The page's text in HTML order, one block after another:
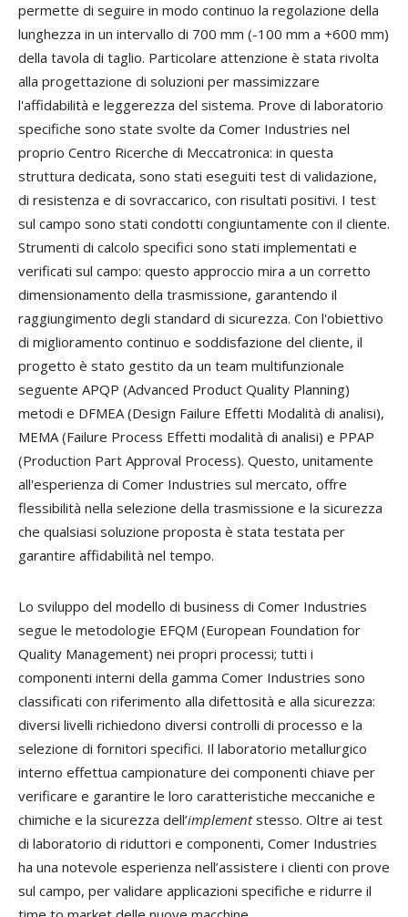
permette di seguire in modo continuo la regolazione della
lunghezza in un intervallo di 700 mm (-100 mm a +600 mm)
della tavola di taglio. Particolare attenzione è stata rivolta
alla progettazione di soluzioni per massimizzare
l'affidabilità e leggerezza del sistema. Prove di laboratorio
specifiche sono state svolte da Comer Industries nel
proprio Centro Ricerche di Meccatronica: in questa
struttura dedicata, sono stati eseguiti test di validazione,
di resistenza e di sovraccarico, con risultati positivi. I test
sul campo sono stati condotti congiuntamente con il cliente.
Strumenti di calcolo specifici sono stati implementati e
verificati sul campo: questo approccio mira a un corretto
dimensionamento della trasmissione, garantendo il
raggiungimento degli standard di sicurezza. Con l'obiettivo
di miglioramento continuo e soddisfazione del cliente, il
progetto è stato gestito da un team multifunzionale
seguente APQP (Advanced Product Quality Planning)
metodi e DFMEA (Design Failure Effetti Modalità di analisi),
MEMA (Failure Process Effetti modalità di analisi) e PPAP
(Production Part Approval Process). Questo, unitamente
all'esperienza di Comer Industries sul mercato, offre
flessibilità nella selezione della trasmissione e la sicurezza
che qualsiasi soluzione proposta è stata testata per
garantire affidabilità nel tempo.
Lo sviluppo del modello di business di Comer Industries
segue le metodologie EFQM (European Foundation for
Quality Management) nei propri processi; tutti i
componenti interni della gamma Comer Industries sono
classificati con riferimento alla difettosità e alla sicurezza:
diversi livelli richiedono diversi controlli di processo e la
selezione di fornitori specifici. Il laboratorio metallurgico
interno effettua campionature dei componenti chiave per
verificare e garantire le loro caratteristiche meccaniche e
chimiche e la sicurezza dell’implementstesso. Oltre ai test
di laboratorio di riduttori e componenti, Comer Industries
ha una notevole esperienza nell’assistere i clienti con prove
sul campo, per validare applicazioni specifiche e ridurre il